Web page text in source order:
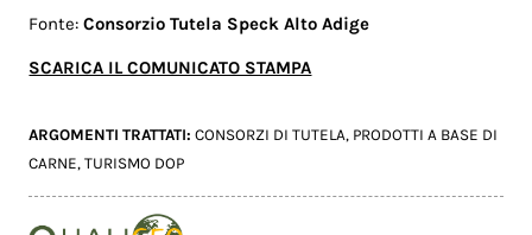
Fonte:Consorzio Tutela Speck Alto Adige
SCARICA IL COMUNICATO STAMPA
ARGOMENTI TRATTATI:CONSORZI DI TUTELA, PRODOTTI A BASE DI
CARNE,TURISMO DOP